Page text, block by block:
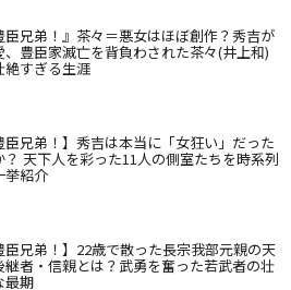
臣兄弟！』茶々＝悪女はほぼ創作？秀吉が
、豊臣家滅亡を背負わされた茶々(井上和)
絶すぎる生涯
臣兄弟！】秀吉は本当に「女狂い」だった
？ 天下人を彩った11人の側室たちを時系列
挙紹介
臣兄弟！】22歳で散った長宗我部元親の天
継者・信親とは？武勇を奮った若武者の壮
最期